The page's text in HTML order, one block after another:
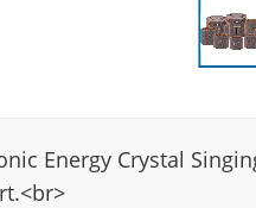
Energy Crystal